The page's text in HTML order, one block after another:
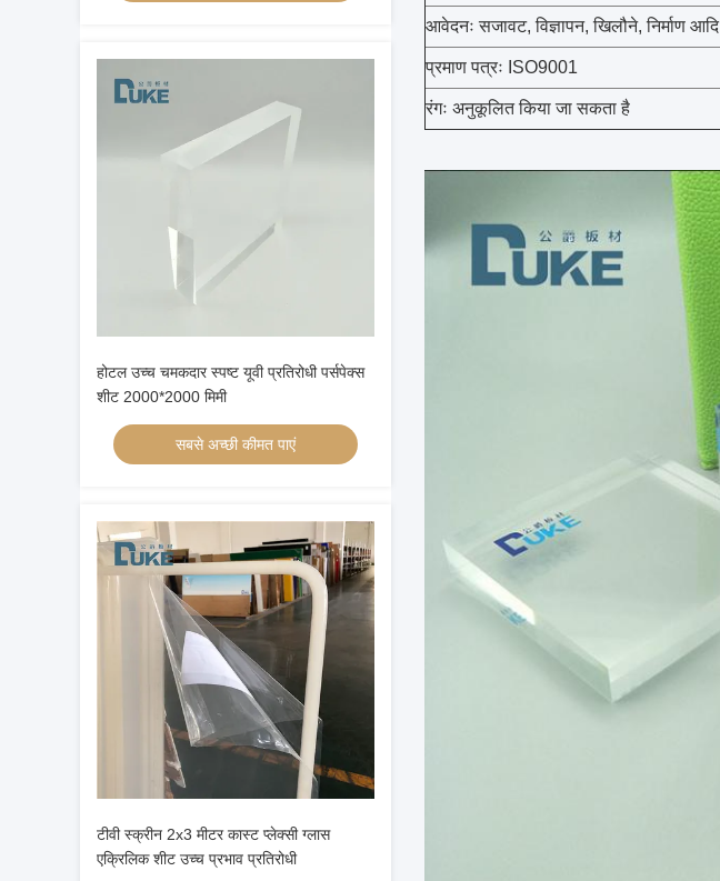
होटल उच्च चमकदार स्पष्ट यूवी प्रतिरोधी पर्सपेक्स
शीट 2000*2000 मिमी
सबसे अच्छी कीमत पाएं
टीवी स्क्रीन 2x3 मीटर कास्ट प्लेक्सी ग्लास
एक्रिलिक शीट उच्च प्रभाव प्रतिरोधी
आवेदनः सजावट, विज्ञापन, खिलौने, निर्माण आदि
प्रमाण पत्रः ISO9001
रंगः अनुकूलित किया जा सकता है